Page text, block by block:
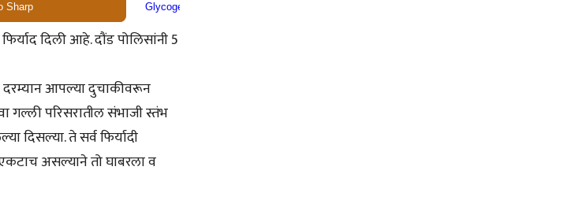
दिली आहे. दौंड पोलिसांनी 5
दरम्यान आपल्या दुचाकीवरून
गल्ली परिसरातील संभाजी स्तंभ
दिसल्या. ते सर्व फिर्यादी
असल्याने तो घाबरला व